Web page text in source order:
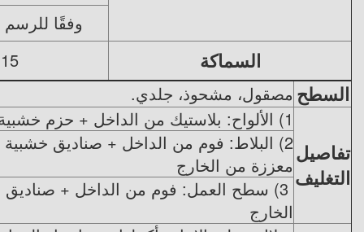
وفقًا
السماكة 15 ملم؛ 18 ملم؛ 20 ملم؛ 30 ملم.
السطح مصقول، مشحوذ، جلدي.
تفاصيل
التغليف
1) الألواح: بلاستيك من الداخل + حزم خشبية قوية صالحة للملاحة البحرية من الخارج
2) البلاط: فوم من الداخل + صناديق
معززة من الخارج
3) سطح العمل: فوم من الداخل +
الخارج